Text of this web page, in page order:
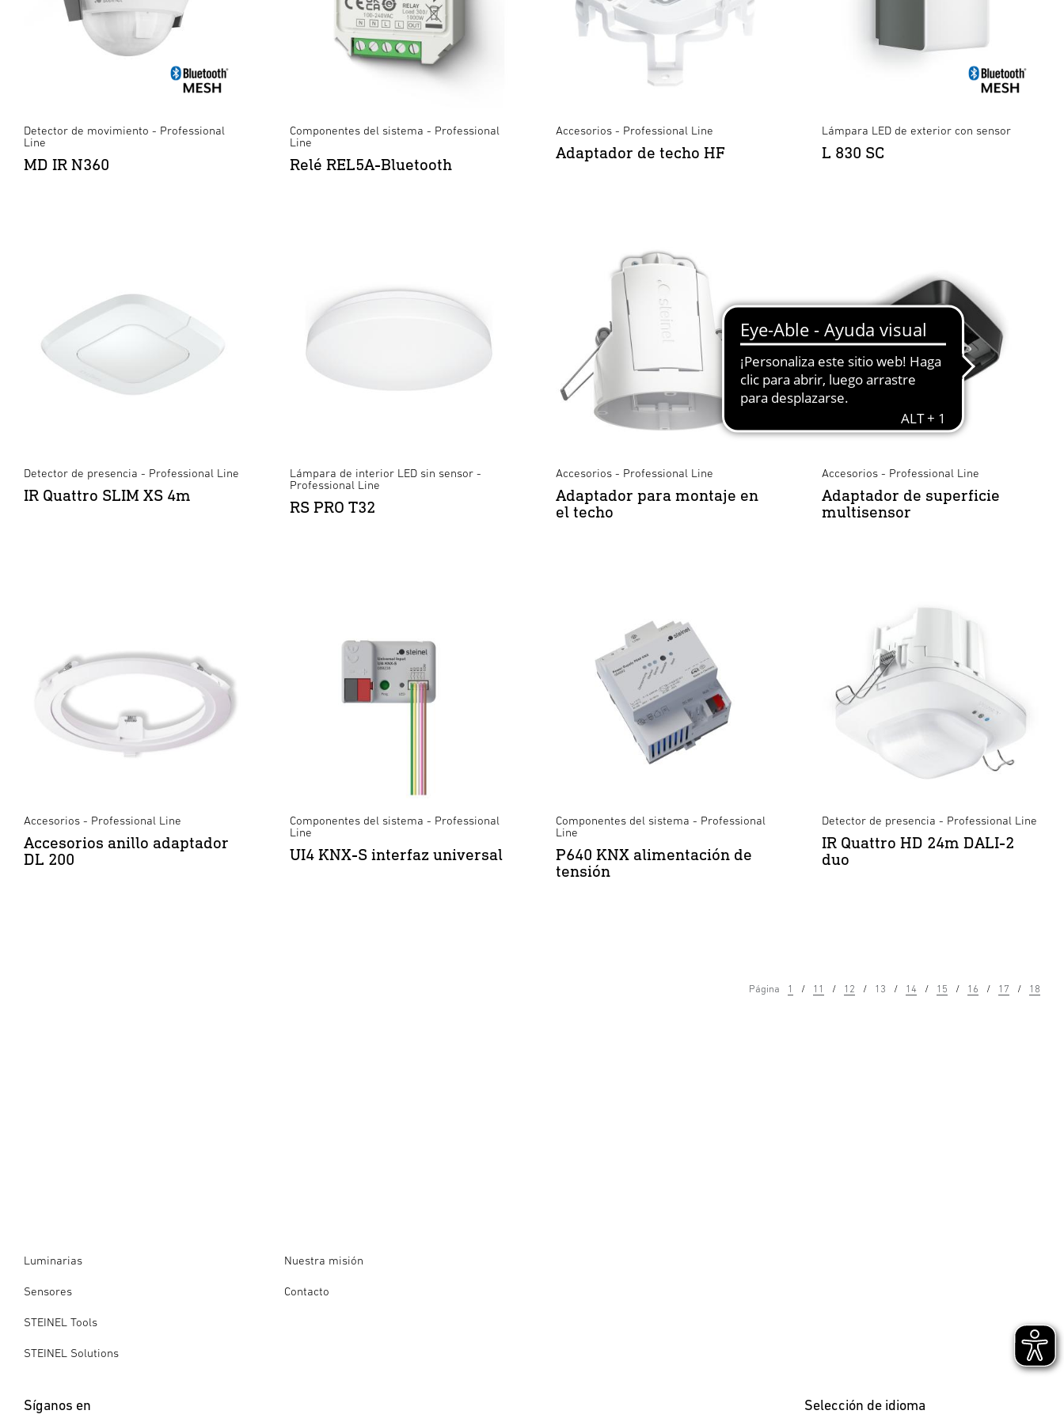
Detector de movimiento - Professional
Line
MD IR N360
Componentes del sistema - Professional
Line
Relé REL5A-Bluetooth
Accesorios - Professional Line
Adaptador de techo HF
Lámpara LED de exterior con sensor
L 830 SC
Detector de presencia - Professional Line
IR Quattro SLIM XS 4m
Lámpara de interior LED sin sensor -
Professional Line
RS PRO T32
Accesorios - Professional Line
Adaptador para montaje en
el techo
Accesorios - Professional Line
Adaptador de superficie
multisensor
Accesorios - Professional Line
Accesorios anillo adaptador
DL 200
Componentes del sistema - Professional
Line
UI4 KNX-S interfaz universal
Componentes del sistema - Professional
Line
P640 KNX alimentación de
tensión
Detector de presencia - Professional Line
IR Quattro HD 24m DALI-2
duo
Página 1 11 12 13 14 15 16 17 18
Luminarias
Sensores
STEINEL Tools
STEINEL Solutions
Nuestra misión
Contacto
Síganos en Selección de idioma